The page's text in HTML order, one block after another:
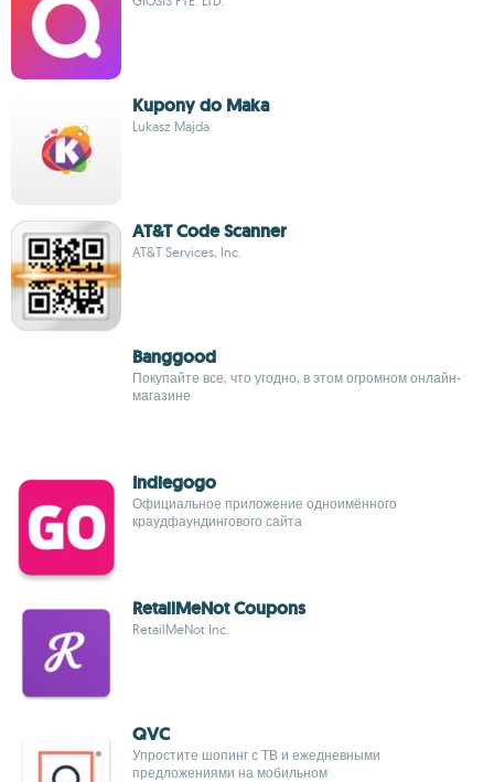
Kupony do Maka
Lukasz Majda
AT&T Code Scanner
AT&T Services, Inc.
Banggood
Покупайте все, что угодно, в этом огромном онлайн-
магазине
Indiegogo
Официальное приложение одноимённого
краудфаундингового сайта
RetailMeNot Coupons
RetailMeNot Inc.
QVC
Упростите шопинг с ТВ и ежедневными
предложениями на мобильном